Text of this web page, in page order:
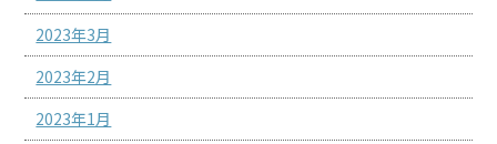
2023年3月
2023年2月
2023年1月